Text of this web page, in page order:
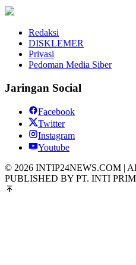
Redaksi
DISKLEMER
Privasi
Pedoman Media Siber
Jaringan Social
Facebook
Twitter
Instagram
Youtube
© 2026 INTIP24NEWS.COM |
PUBLISHED BY PT. INTI